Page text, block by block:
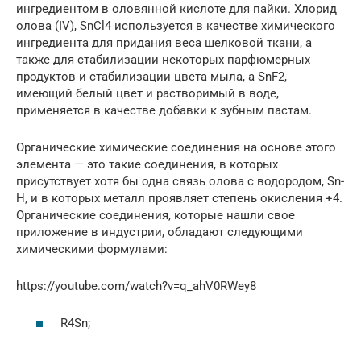
ингредиентом в оловянной кислоте для пайки. Хлорид
олова (IV), SnCl4 используется в качестве химического
ингредиента для придания веса шелковой ткани, а
также для стабилизации некоторых парфюмерных
продуктов и стабилизации цвета мыла, а SnF2,
имеющий белый цвет и растворимый в воде,
применяется в качестве добавки к зубным пастам.
Органические химические соединения на основе этого
элемента — это такие соединения, в которых
присутствует хотя бы одна связь олова с водородом, Sn-
H, и в которых металл проявляет степень окисления +4.
Органические соединения, которые нашли свое
приложение в индустрии, обладают следующими
химическими формулами:
https://youtube.com/watch?v=q_ahV0RWey8
R4Sn;